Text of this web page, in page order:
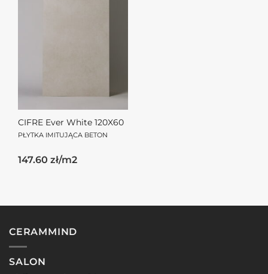
CIFRE Ever White 120X60
PŁYTKA IMITUJĄCA BETON
147.60 zł/m2
CERAMMIND
SALON